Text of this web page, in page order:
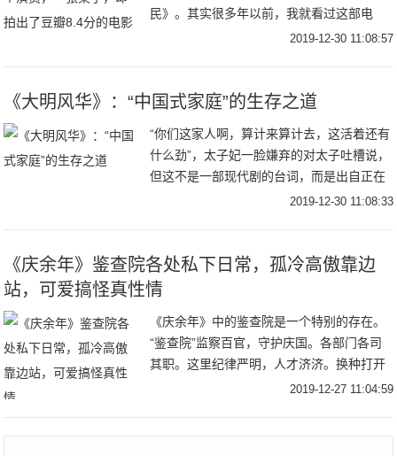
民》。其实很多年以前，我就看过这部电
影，知道这部电影是根据美国1957年的电影
2019-12-30 11:08:57
《大明风华》：“中国式家庭”的生存之道
“你们这家人啊，算计来算计去，这活着还有
什么劲”，太子妃一脸嫌弃的对太子吐槽说，
但这不是一部现代剧的台词，而是出自正在
湖南卫视热播的古装剧《大明风华》。在我
2019-12-30 11:08:33
《庆余年》鉴查院各处私下日常，孤冷高傲靠边
站，可爱搞怪真性情
《庆余年》中的鉴查院是一个特别的存在。
“鉴查院”监察百官，守护庆国。各部门各司
其职。这里纪律严明，人才济济。换种打开
方式看看吧。你以为的“鉴查院”的“宝藏男孩”
2019-12-27 11:04:59